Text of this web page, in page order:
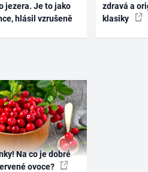
jezera. Je to jako
hlásil vzrušeně
zdravá a
klasiky
Na co je dobré
ovoce?